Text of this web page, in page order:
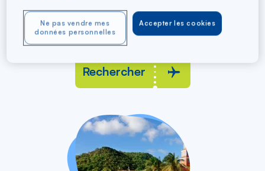
Lyon Part-Dieu TGVLYS
vers
Saint-Martin (Juliana)SXM
Aller / Retour
Rechercher
Accepter les cookies
Ne pas vendre mes
données personnelles